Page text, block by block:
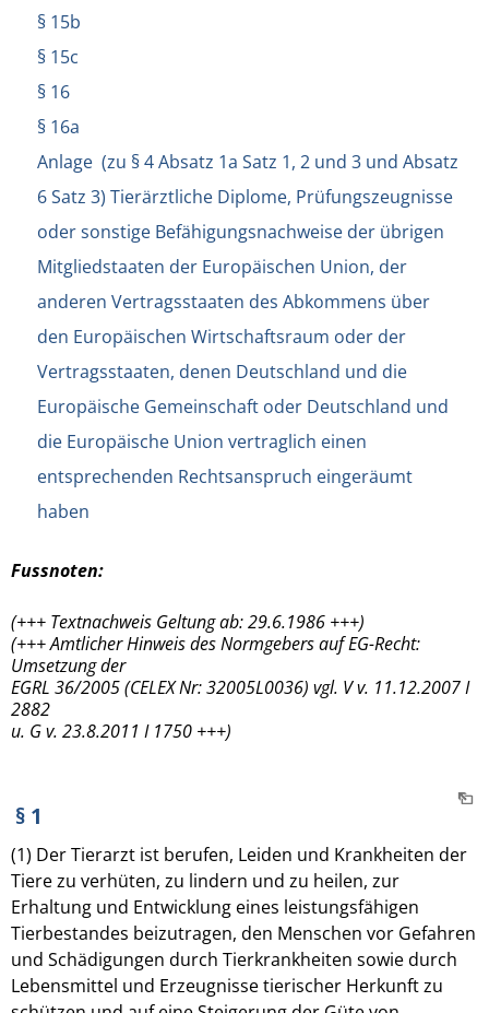
§ 15b
§ 15c
§ 16
§ 16a
Anlage (zu § 4 Absatz 1a Satz 1, 2 und 3 und Absatz
6 Satz 3) Tierärztliche Diplome, Prüfungszeugnisse
oder sonstige Befähigungsnachweise der übrigen
Mitgliedstaaten der Europäischen Union, der
anderen Vertragsstaaten des Abkommens über
den Europäischen Wirtschaftsraum oder der
Vertragsstaaten, denen Deutschland und die
Europäische Gemeinschaft oder Deutschland und
die Europäische Union vertraglich einen
entsprechenden Rechtsanspruch eingeräumt
haben
Fussnoten:
(+++ Textnachweis Geltung ab: 29.6.1986 +++)
(+++ Amtlicher Hinweis des Normgebers auf EG-Recht:
Umsetzung der
EGRL 36/2005 (CELEX Nr: 32005L0036) vgl. V v. 11.12.2007 I
2882
u. G v. 23.8.2011 I 1750 +++)
§ 1
(1) Der Tierarzt ist berufen, Leiden und Krankheiten der
Tiere zu verhüten, zu lindern und zu heilen, zur
Erhaltung und Entwicklung eines leistungsfähigen
Tierbestandes beizutragen, den Menschen vor Gefahren
und Schädigungen durch Tierkrankheiten sowie durch
Lebensmittel und Erzeugnisse tierischer Herkunft zu